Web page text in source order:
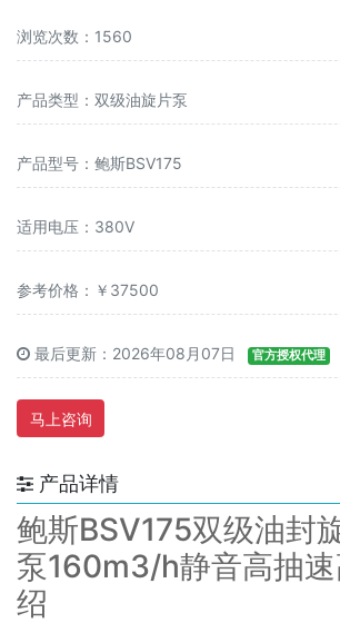
浏览次数：1560
产品类型：双级油旋片泵
产品型号：鲍斯BSV175
适用电压：380V
参考价格：￥37500
最后更新：2026年08月07日 官方授权代理
马上咨询
产品详情
鲍斯BSV175双级油封
泵160m3/h静音高抽
绍